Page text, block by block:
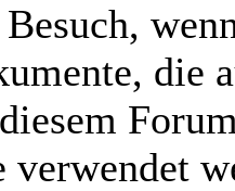
die
verwendet